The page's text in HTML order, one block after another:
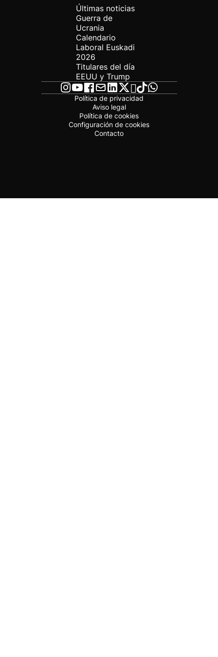
Últimas noticias
Guerra de
Ucrania
Calendario
Laboral Euskadi
2026
Titulares del día
EEUU y Trump
Política de privacidad
Aviso legal
Política de cookies
Configuración de cookies
Contacto